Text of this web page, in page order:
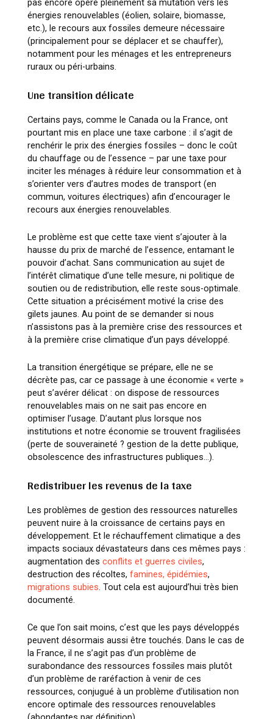
pas encore opéré pleinement sa mutation vers les
énergies renouvelables (éolien, solaire, biomasse,
etc.), le recours aux fossiles demeure nécessaire
(principalement pour se déplacer et se chauffer),
notamment pour les ménages et les entrepreneurs
ruraux ou péri-urbains.
Une transition délicate
Certains pays, comme le Canada ou la France, ont
pourtant mis en place une taxe carbone : il s’agit de
renchérir le prix des énergies fossiles – donc le coût
du chauffage ou de l’essence – par une taxe pour
inciter les ménages à réduire leur consommation et à
s’orienter vers d’autres modes de transport (en
commun, voitures électriques) afin d’encourager le
recours aux énergies renouvelables.
Le problème est que cette taxe vient s’ajouter à la
hausse du prix de marché de l’essence, entamant le
pouvoir d’achat. Sans communication au sujet de
l’intérêt climatique d’une telle mesure, ni politique de
soutien ou de redistribution, elle reste sous-optimale.
Cette situation a précisément motivé la crise des
gilets jaunes. Au point de se demander si nous
n’assistons pas à la première crise des ressources et
à la première crise climatique d’un pays développé.
La transition énergétique se prépare, elle ne se
décrète pas, car ce passage à une économie « verte »
peut s’avérer délicat : on dispose de ressources
renouvelables mais on ne sait pas encore en
optimiser l’usage. D’autant plus lorsque nos
institutions et notre économie se trouvent fragilisées
(perte de souveraineté ? gestion de la dette publique,
obsolescence des infrastructures publiques…).
Redistribuer les revenus de la taxe
Les problèmes de gestion des ressources naturelles
peuvent nuire à la croissance de certains pays en
développement. Et le réchauffement climatique a des
impacts sociaux dévastateurs dans ces mêmes pays :
augmentation des conflits et guerres civiles,
destruction des récoltes, famines, épidémies,
migrations subies. Tout cela est aujourd’hui très bien
documenté.
Ce que l’on sait moins, c’est que les pays développés
peuvent désormais aussi être touchés. Dans le cas de
la France, il ne s’agit pas d’un problème de
surabondance des ressources fossiles mais plutôt
d’un problème de raréfaction à venir de ces
ressources, conjugué à un problème d’utilisation non
encore optimale des ressources renouvelables